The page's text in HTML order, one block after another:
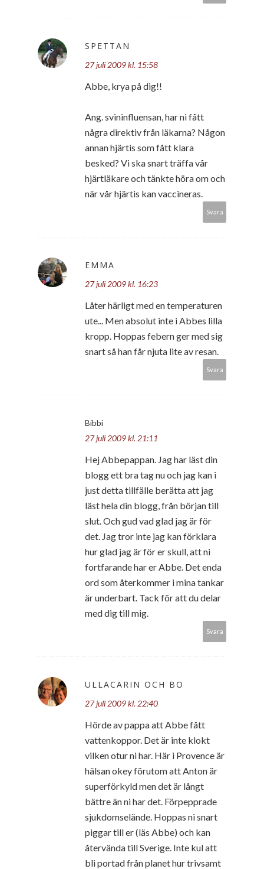
SPETTAN
27 juli 2009 kl. 15:58
Abbe, krya på dig!!
Ang. svininfluensan, har ni fått
några direktiv från läkarna? Någon
annan hjärtis som fått klara
besked? Vi ska snart träffa vår
hjärtläkare och tänkte höra om och
när vår hjärtis kan vaccineras.
Svara
EMMA
27 juli 2009 kl. 16:23
Låter härligt med en temperaturen
ute... Men absolut inte i Abbes lilla
kropp. Hoppas febern ger med sig
snart så han får njuta lite av resan.
Svara
Bibbi
27 juli 2009 kl. 21:11
Hej Abbepappan. Jag har läst din
blogg ett bra tag nu och jag kan i
just detta tillfälle berätta att jag
läst hela din blogg, från början till
slut. Och gud vad glad jag är för
det. Jag tror inte jag kan förklara
hur glad jag är för er skull, att ni
fortfarande har er Abbe. Det enda
ord som återkommer i mina tankar
är underbart. Tack för att du delar
med dig till mig.
Svara
ULLACARIN OCH BO
27 juli 2009 kl. 22:40
Hörde av pappa att Abbe fått
vattenkoppor. Det är inte klokt
vilken otur ni har. Här i Provence är
hälsan okey förutom att Anton är
superförkyld men det är långt
bättre än ni har det. Förpepprade
sjukdomselände. Hoppas ni snart
piggar till er (läs Abbe) och kan
återvända till Sverige. Inte kul att
bli portad från planet hur trivsamt